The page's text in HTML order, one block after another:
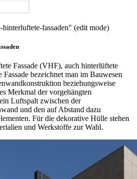
fassaden" (edit mode)
Fassade (VHF), auch hinterlüftete
Fassade bezeichnet man im Bauwesen
beziehungsweise
Merkmal der vorgehängten
Luftspalt zwischen der
und den auf Abstand dazu
Für die dekorative Hülle stehen
und Werkstoffe zur Wahl.